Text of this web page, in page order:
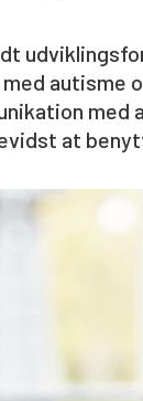
autisme
med
at